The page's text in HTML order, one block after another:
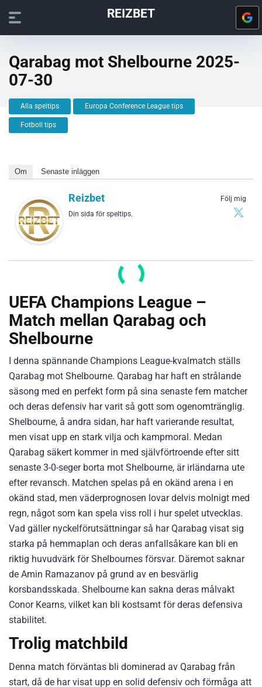
REIZBET
Qarabag mot Shelbourne 2025-
07-30
Alla speltips Europa Conference League tips
Fotboll tips
Om Senaste inläggen
Följ mig
Reizbet
Din sida för speltips.
UEFA Champions League –
Match mellan Qarabag och
Shelbourne
I denna spännande Champions League-kvalmatch ställs
Qarabag mot Shelbourne. Qarabag har haft en strålande
säsong med en perfekt form på sina senaste fem matcher
och deras defensiv har varit så gott som ogenomtränglig.
Shelbourne, å andra sidan, har haft varierande resultat,
men visat upp en stark vilja och kampmoral. Medan
Qarabag säkert kommer in med självförtroende efter sitt
senaste 3-0-seger borta mot Shelbourne, är irländarna ute
efter revansch. Matchen spelas på en okänd arena i en
okänd stad, men väderprognosen lovar delvis molnigt med
regn, något som kan spela viss roll i hur spelet utvecklas.
Vad gäller nyckelförutsättningar så har Qarabag visat sig
starka på hemmaplan och deras anfallsåkare kan bli en
riktig huvudvärk för Shelbournes försvar. Däremot saknar
de Amin Ramazanov på grund av en besvärlig
korsbandsskada. Shelbourne kan sakna deras målvakt
Conor Kearns, vilket kan bli kostsamt för deras defensiva
stabilitet.
Trolig matchbild
Denna match förväntas bli dominerad av Qarabag från
start, då de har visat upp en solid defensiv och förmåga att